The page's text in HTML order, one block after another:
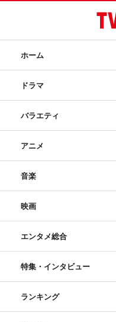
ホーム
ドラマ
バラエティ
アニメ
音楽
映画
エンタメ総合
特集・インタビュー
ランキング